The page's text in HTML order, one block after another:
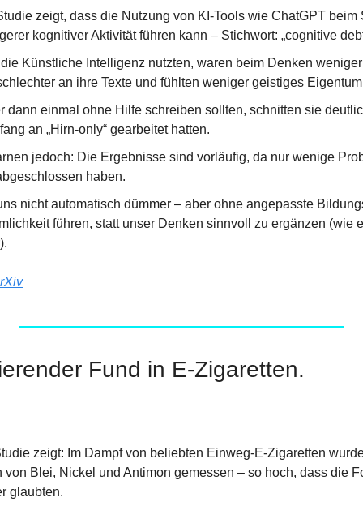
zeigt, dass die Nutzung von KI-Tools wie ChatGPT beim
kognitiver Aktivität führen kann – Stichwort: „cognitive
Künstliche Intelligenz nutzten, waren beim Denken
an ihre Texte und fühlten weniger geistiges
dann einmal ohne Hilfe schreiben sollten, schnitten sie
an „Hirn-only“ gearbeitet hatten.
jedoch: Die Ergebnisse sind vorläufig, da nur wenige
haben.
nicht automatisch dümmer – aber ohne angepasste
führen, statt unser Denken sinnvoll zu ergänzen (wie
Fund in E-Zigaretten.
zeigt: Im Dampf von beliebten Einweg-E-Zigaretten
von Blei, Nickel und Antimon gemessen – so hoch, dass die
glaubten.